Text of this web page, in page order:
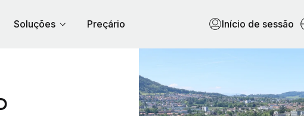
Soluções Preçário Início de sessão